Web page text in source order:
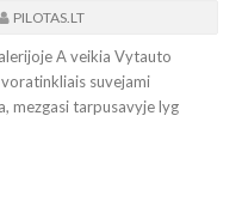
PILOTAS.LT
A veikia Vytauto
suvejami
mezgasi tarpusavyje lyg